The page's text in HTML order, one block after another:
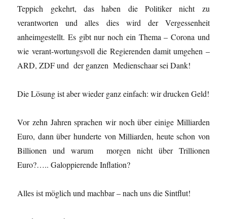
Teppich gekehrt, das haben die Politiker nicht zu
verantworten und alles dies wird der Vergessenheit
anheimgestellt. Es gibt nur noch ein Thema – Corona und
wie verant-wortungsvoll die Regierenden damit umgehen –
ARD, ZDF und der ganzen Medienschaar sei Dank!
Die Lösung ist aber wieder ganz einfach: wir drucken Geld!
Vor zehn Jahren sprachen wir noch über einige Milliarden
Euro, dann über hunderte von Milliarden, heute schon von
Billionen und warum morgen nicht über Trillionen
Euro?….. Galoppierende Inflation?
Alles ist möglich und machbar – nach uns die Sintflut!